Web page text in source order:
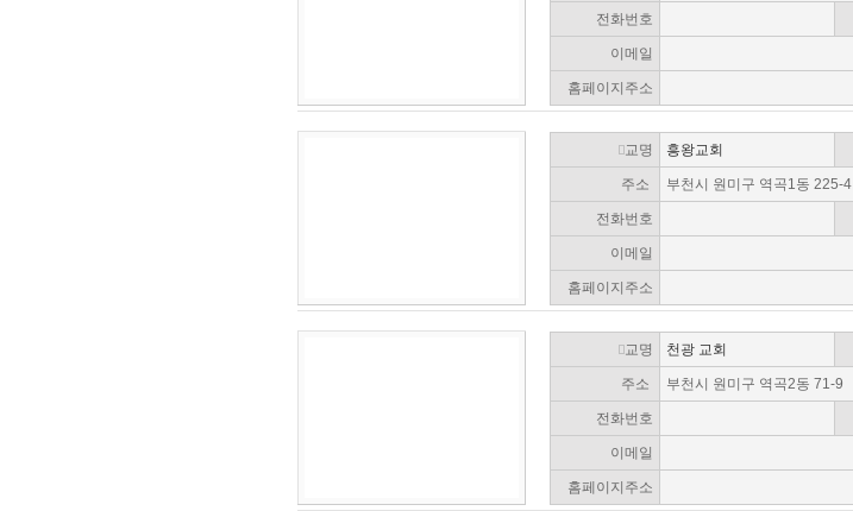
전화번호
이메일
홈페이지주소
교명 흥왕교회
주소 부천시 원미구 역곡1동 225-4
전화번호
이메일
홈페이지주소
교명 천광 교회
주소 부천시 원미구 역곡2동 71-9
전화번호
이메일
홈페이지주소